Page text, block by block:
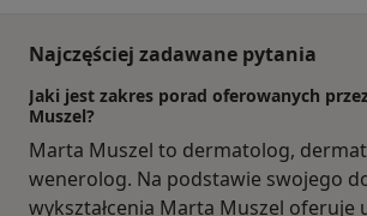
Najczęściej zadawane pytania
Jaki jest zakres porad oferowanych
Muszel?
Marta Muszel to dermatolog,
wenerolog. Na podstawie swojego
wykształcenia Marta Muszel oferuje